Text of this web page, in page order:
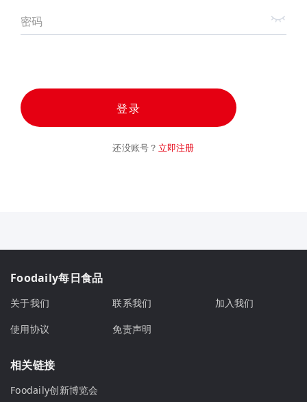
密码
登录
还没账号？ 立即注册
Foodaily每日食品
关于我们 联系我们
加入我们
使用协议
免责声明
相关链接
Foodaily创新博览会